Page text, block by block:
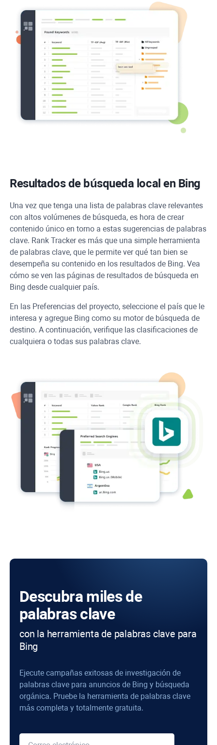
Resultados de búsqueda local en Bing
Una vez que tenga una lista de palabras clave relevantes
con altos volúmenes de búsqueda, es hora de crear
contenido único en torno a estas sugerencias de palabras
clave. Rank Tracker es más que una simple herramienta
de palabras clave, que le permite ver qué tan bien se
desempeña su contenido en los resultados de Bing. Vea
cómo se ven las páginas de resultados de búsqueda en
Bing desde cualquier país.
En las Preferencias del proyecto, seleccione el país que le
interesa y agregue Bing como su motor de búsqueda de
destino. A continuación, verifique las clasificaciones de
cualquiera o todas sus palabras clave.
Descubra miles de
palabras clave
con la herramienta de palabras clave para
Bing
Ejecute campañas exitosas de investigación de
palabras clave para anuncios de Bing y búsqueda
orgánica. Pruebe la herramienta de palabras clave
más completa y totalmente gratuita.